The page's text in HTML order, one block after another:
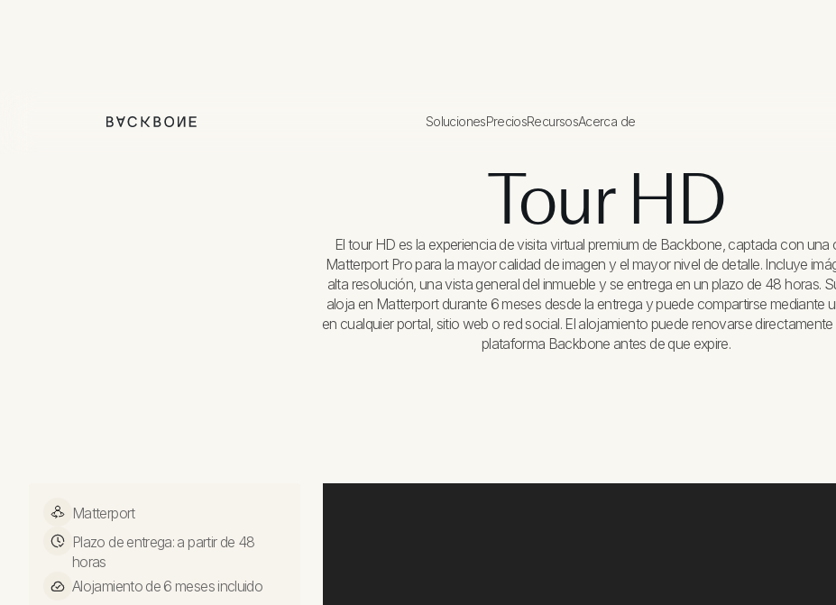
SolucionesPreciosRecursosAcerca de
Tour HD
El tour HD es la experiencia de visita virtual premium de Backbone, captada con una
Matterport Pro para la mayor calidad de imagen y el mayor nivel de detalle. Incluye
alta resolución, una vista general del inmueble y se entrega en un plazo de 48 horas.
aloja en Matterport durante 6 meses desde la entrega y puede compartirse mediante
en cualquier portal, sitio web o red social. El alojamiento puede renovarse
plataforma Backbone antes de que expire.
Matterport
Plazo de entrega: a partir de 48
horas
Alojamiento de 6 meses incluido